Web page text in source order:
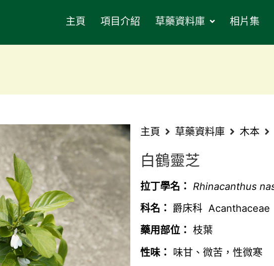
主頁 項目介紹 草藥資料庫 相片集
主頁 草藥資料庫 木本
白鶴靈芝
拉丁學名： Rhinacanthus
科名： 爵床科 Acanthaceae
藥用部位： 枝葉
性味： 味甘、微苦，性微寒